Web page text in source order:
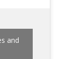
and